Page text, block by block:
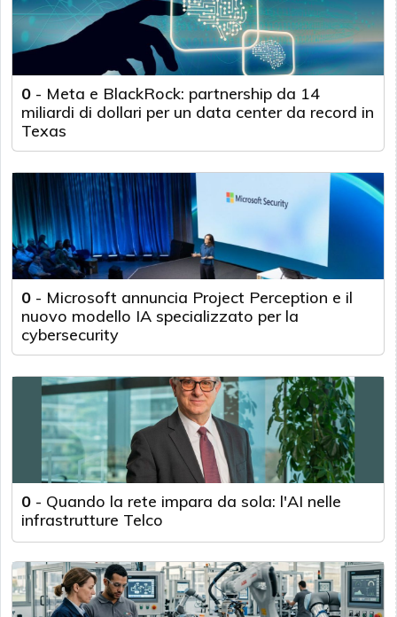
0 - Meta e BlackRock: partnership da 14
miliardi di dollari per un data center da record in
Texas
0 - Microsoft annuncia Project Perception e il
nuovo modello IA specializzato per la
cybersecurity
0 - Quando la rete impara da sola: l'AI nelle
infrastrutture Telco